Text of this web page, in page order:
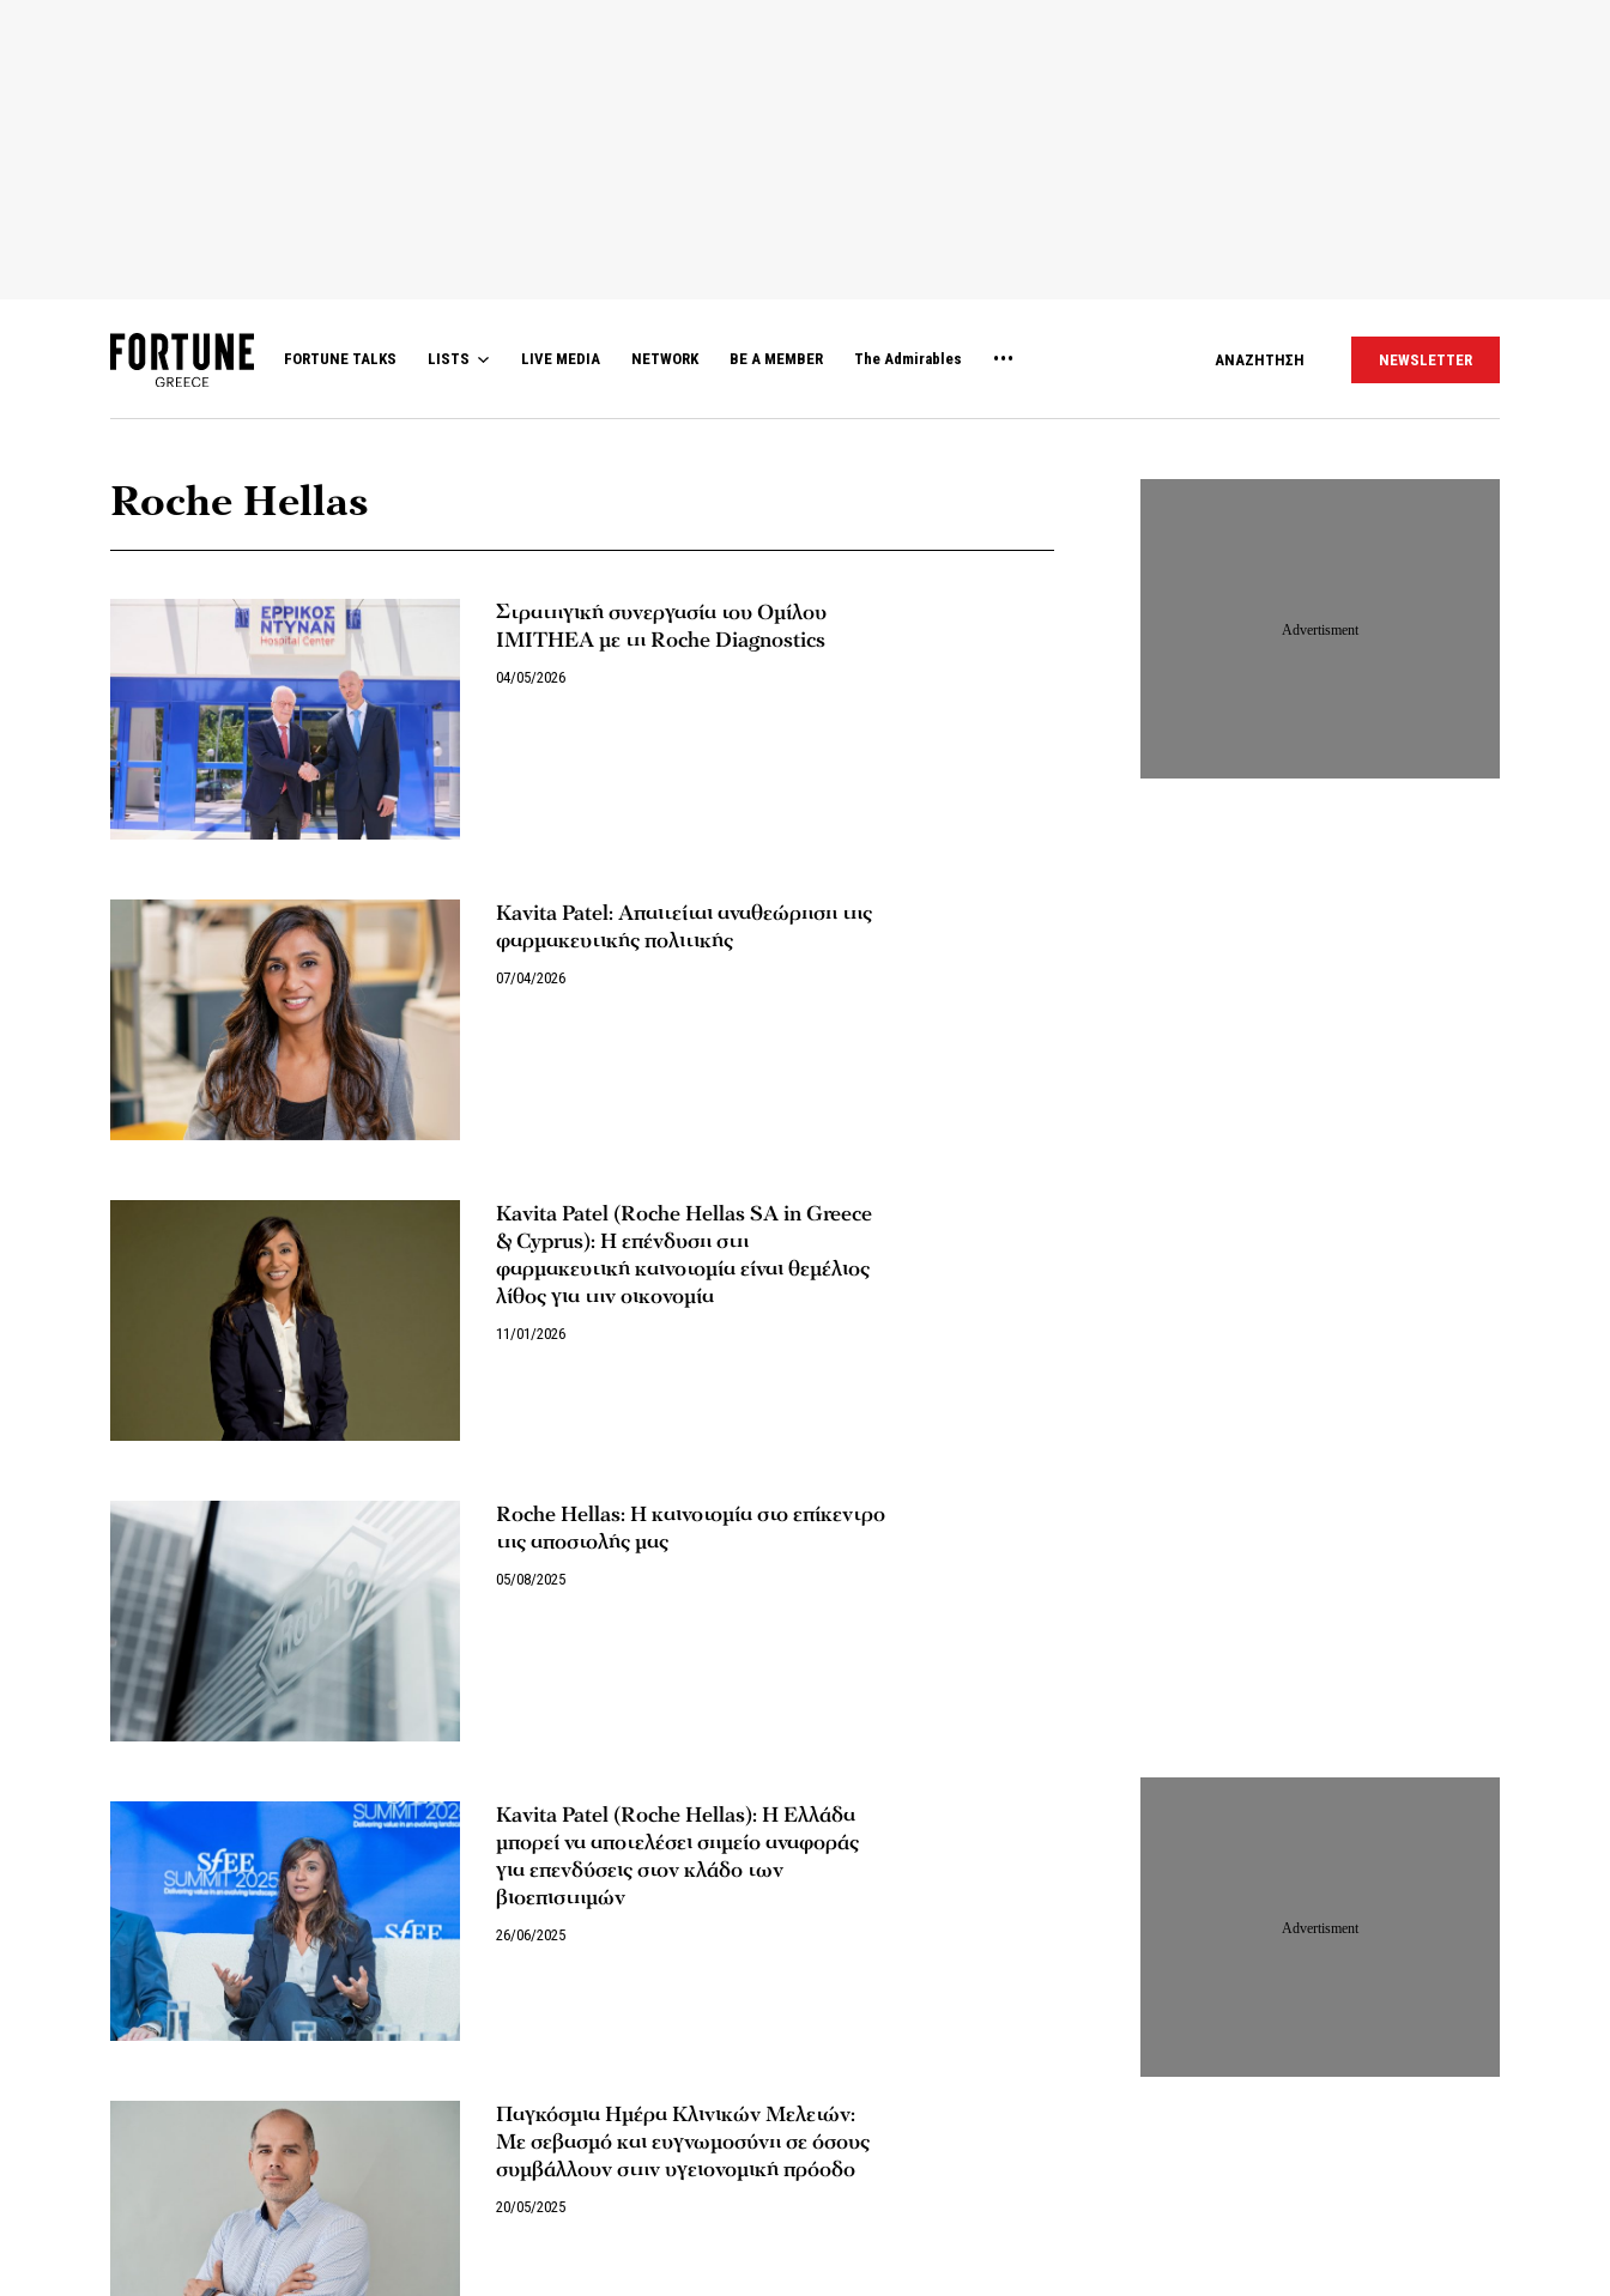
FORTUNE TALKS LISTS LIVE MEDIA NETWORK BE A MEMBER The Admirables ΑΝΑΖΗΤΗΣΗ NEWSLETTER
Roche Hellas
Στρατηγική συνεργασία του Ομίλου
IMITHEA με τη Roche Diagnostics
04/05/2026
Kavita Patel: Απαιτείται αναθεώρηση της
φαρμακευτικής πολιτικής
07/04/2026
Kavita Patel (Roche Hellas SA in Greece
& Cyprus): Η επένδυση στη
φαρμακευτική καινοτομία είναι θεμέλιος
λίθος για την οικονομία
11/01/2026
Roche Hellas: Η καινοτομία στο επίκεντρο
της αποστολής μας
05/08/2025
Kavita Patel (Roche Hellas): Η Ελλάδα
μπορεί να αποτελέσει σημείο αναφοράς
για επενδύσεις στον κλάδο των
βιοεπιστημών
26/06/2025
Παγκόσμια Ημέρα Κλινικών Μελετών:
Με σεβασμό και ευγνωμοσύνη σε όσους
συμβάλλουν στην υγειονομική πρόοδο
20/05/2025